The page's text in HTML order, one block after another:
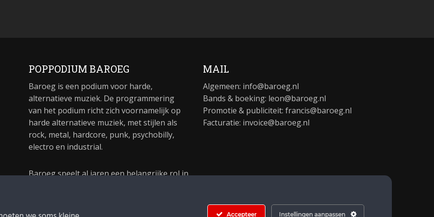
POPPODIUM BAROEG
Baroeg is een podium voor harde,
alternatieve muziek. De programmering
van het podium richt zich voornamelijk op
harde alternatieve muziek, met stijlen als
rock, metal, hardcore, punk, psychobilly,
electro en industrial.
Baroeg speelt al jaren een belangrijke rol in
MAIL
Algemeen: info@baroeg.nl
Bands & boeking: leon@baroeg.nl
Promotie & publiciteit: francis@baroeg.nl
Facturatie: invoice@baroeg.nl
Accepteer Instellingen aanpassen